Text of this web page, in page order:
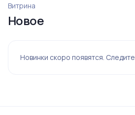
Витрина
Новое
Новинки скоро появятся.